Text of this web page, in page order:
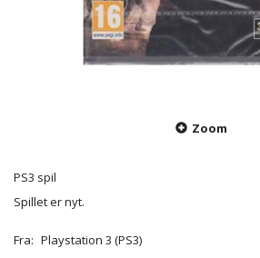
Zoom
PS3 spil
Spillet er nyt.
Fra: Playstation 3 (PS3)